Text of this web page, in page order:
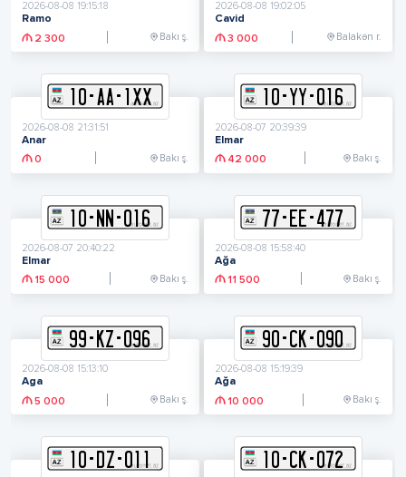
2026-08-08 19:15:18
Ramo
2 300
Bakı ş.
2026-08-08 19:02:05
Cavid
3 000
Balakən r.
10-AA-1XX
2026-08-08 21:31:51
Anar
0
Bakı ş.
10-YY-016
2026-08-07 20:39:39
Elmar
42 000
Bakı ş.
10-NN -016
2026-08-07 20:40:22
Elmar
15 000
Bakı ş.
77- EE-477
2026-08-08 15:58:40
Ağa
11 500
Bakı ş.
99- KZ-096
2026-08-08 15:13:10
Aga
5 000
Bakı ş.
90-CK-090
2026-08-08 15:19:39
Ağa
10 000
Bakı ş.
10- DZ-011 10-CK-072